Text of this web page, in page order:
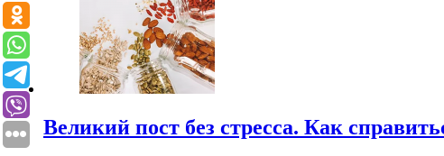
Великий пост без стресса. Как